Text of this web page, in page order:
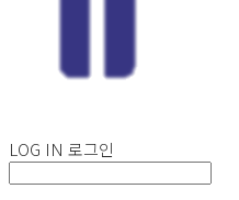
LOG IN 로그인